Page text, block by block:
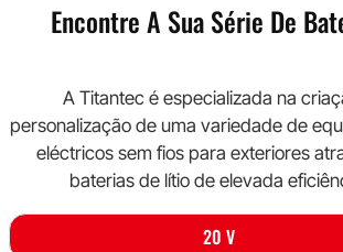
Encontre A Sua Série De
A Titantec é especializada na
personalização de uma variedade de
eléctricos sem fios para exteriores
baterias de lítio de elevada
20 V